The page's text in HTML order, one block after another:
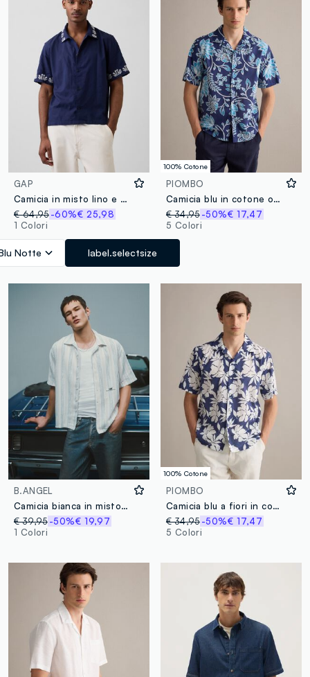
GAP
Camicia in misto lino e cotone con fiori ricamati
€ 64,95-60%€ 25,98
1 Colori
Notte label.selectsize
100% Cotone
PIOMBO
Camicia blu in cotone organico a maniche corte con stampa floreale
€ 34,95 -50%€ 17,47
5 Colori
B.ANGEL
Camicia bianca in misto cotone a righe over fit
€ 39,95-50%€ 19,97
1 Colori
100% Cotone
PIOMBO
Camicia blu a fiori in cotone organico
€ 34,95 -50%€ 17,47
5 Colori